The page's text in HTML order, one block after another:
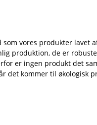
vores produkter lavet
produktion, de er
er ingen produkt det
det kommer til økologisk